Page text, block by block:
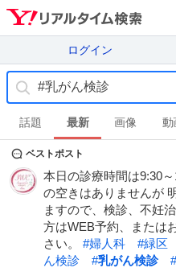
ログイン
話題 最新 画像 動
ベストポスト
本日の診療時間は9:30
の空きはありませんが
ますので、検診、不妊
方はWEB予約、または
さい。 #婦人科 #緑区
ん検診
#乳がん検診 #